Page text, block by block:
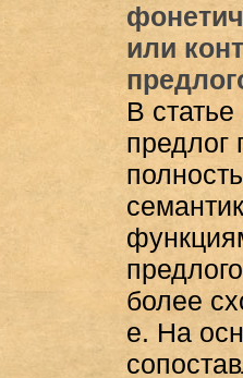
или
В
предлог
более
e. На